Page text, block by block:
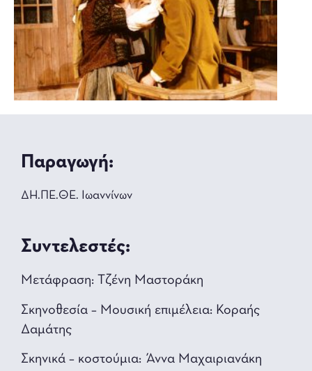
Παραγωγή:
ΔΗ.ΠΕ.ΘΕ. Ιωαννίνων
Συντελεστές:
Μετάφραση: Τζένη Μαστοράκη
Σκηνοθεσία – Μουσική επιμέλεια: Κοραής
Δαμάτης
Σκηνικά – κοστούμια: Άννα Μαχαιριανάκη